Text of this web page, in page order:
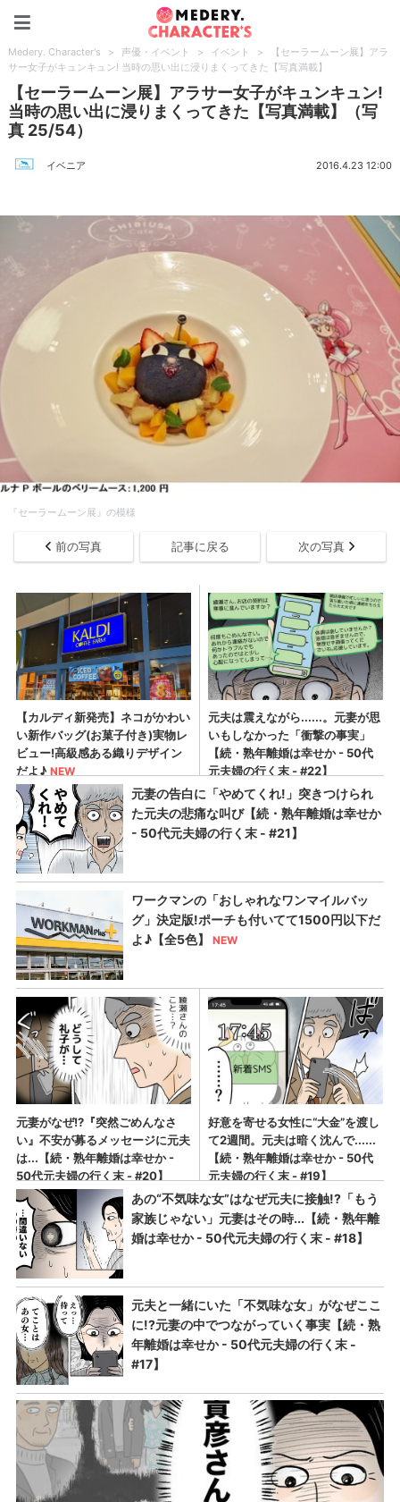
Medery. Character's > 声優・イベント > イベント >
【セーラームーン展】アラ
サー女子がキュンキュン! 当時の思い出に浸りまくってきた【写真満載】
【セーラームーン展】アラサー女子がキュンキュン!
当時の思い出に浸りまくってきた【写真満載】（写
真 25/54）
イベニア 2016.4.23 12:00
『セーラームーン展』の模様
前の写真 記事に戻る 次の写真